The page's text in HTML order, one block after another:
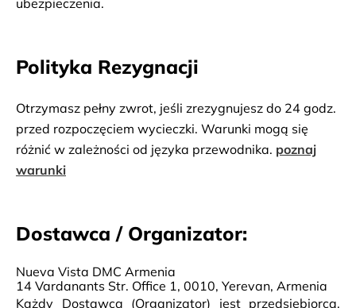
położonego w uroczej zalesionej dolinie.
ubezpieczenia.
Polityka Rezygnacji
Otrzymasz pełny zwrot, jeśli zrezygnujesz do 24 godz.
przed rozpoczęciem wycieczki. Warunki mogą się
różnić w zależności od języka przewodnika. poznaj
warunki
Dostawca / Organizator:
Nueva Vista DMC Armenia
14 Vardanants Str. Office 1, 0010, Yerevan, Armenia
Każdy Dostawca (Organizator) jest przedsiębiorcą.